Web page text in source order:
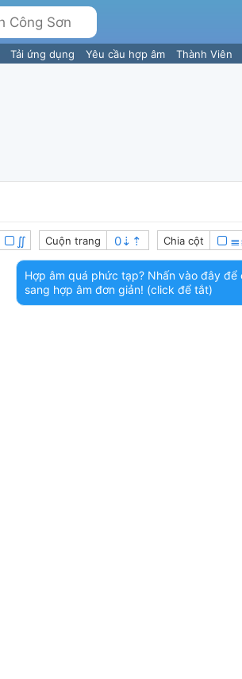
Tải ứng dụng Yêu cầu hợp âm Thành Viên
∬ Cuộn trang Chia cột
Hợp âm quá phức tạp? Nhấn vào đây để
sang hợp âm đơn giản! (click để tắt)